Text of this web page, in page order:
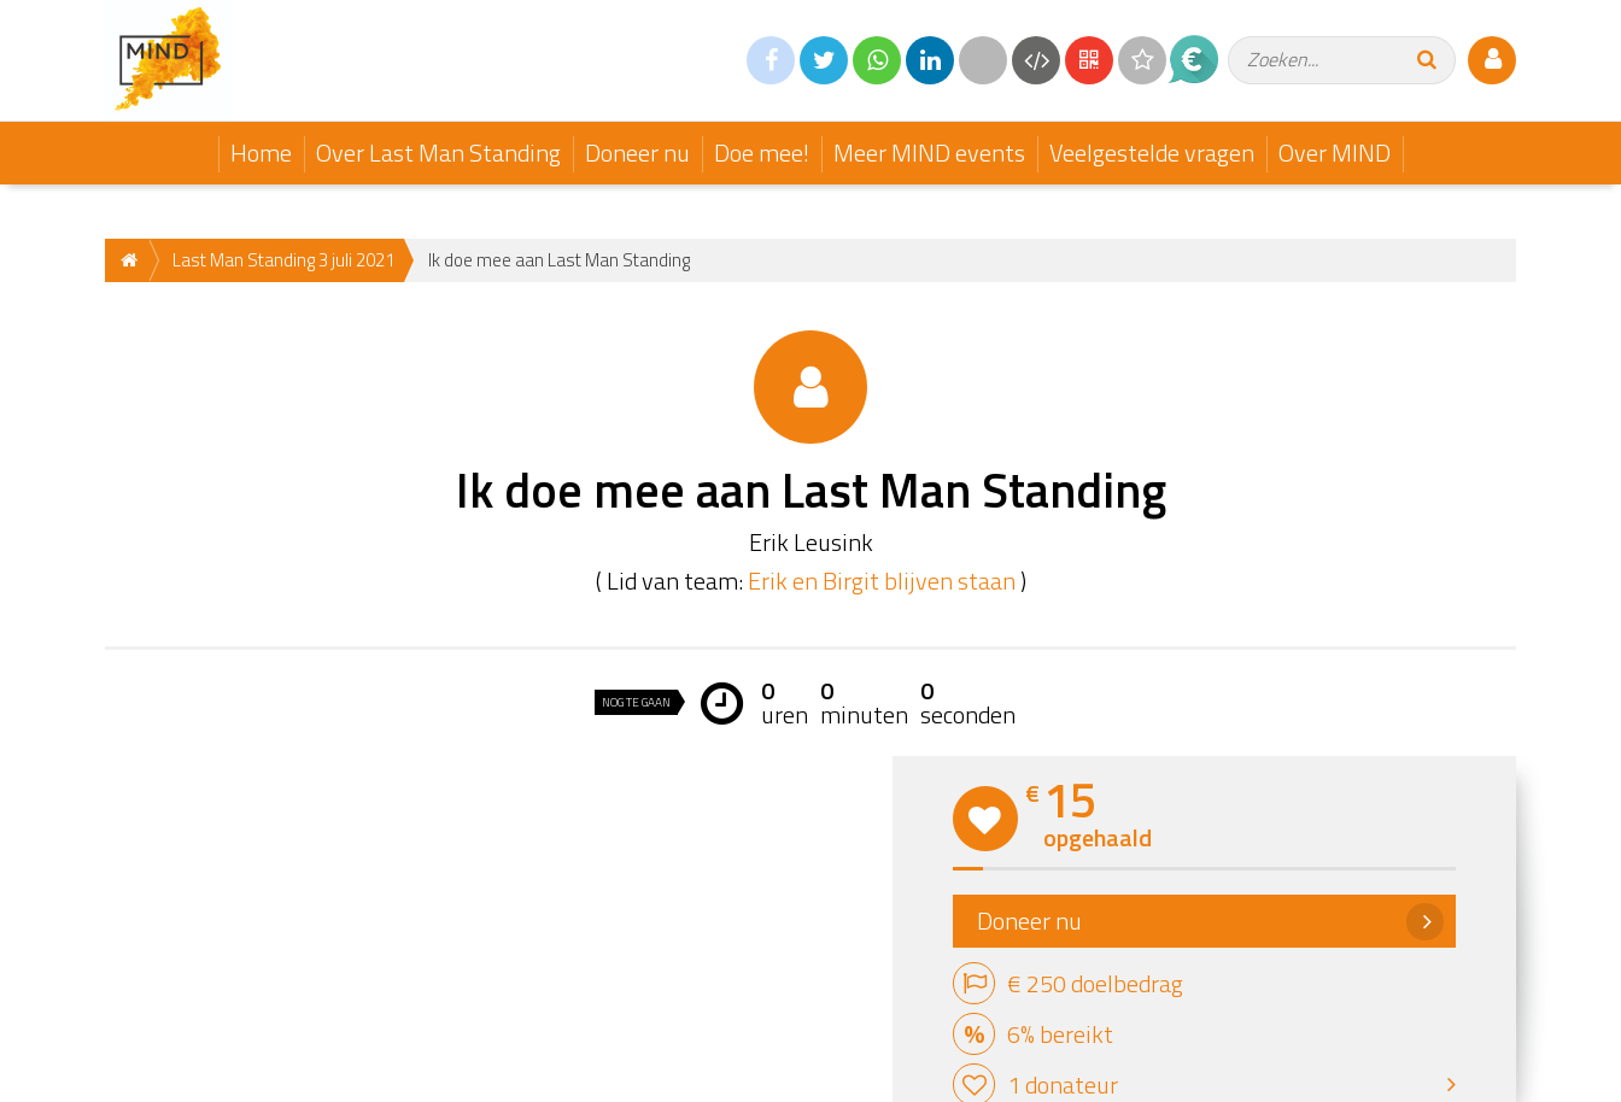
Zoeken...
Home Over Last Man Standing Doneer nu Doe mee! Meer MIND events Veelgestelde vragen Over MIND
Last Man Standing 3 juli 2021 Ik doe mee aan Last Man Standing
Ik doe mee aan Last Man Standing
Erik Leusink
( Lid van team:Erik en Birgit blijven staan)
NOG TE GAAN 0
uren
0
minuten
0
seconden
€ 15
opgehaald
Doneer nu
€ 250 doelbedrag
6% bereikt
1 donateur